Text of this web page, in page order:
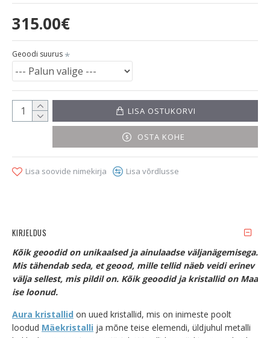
315.00€
Geoodi suurus
LISA OSTUKORVI
OSTA KOHE
Lisa soovide nimekirja Lisa võrdlusse
KIRJELDUS
Kõik geoodid on unikaalsed ja ainulaadse väljanägemisega.
Mis tähendab seda, et geood, mille tellid näeb veidi erinev
välja sellest, mis pildil on. Kõik geoodid ja kristallid on Maa
ise loonud.
Aura kristallid on uued kristallid, mis on inimeste poolt
loodud Mäekristalli ja mõne teise elemendi, üldjuhul metalli